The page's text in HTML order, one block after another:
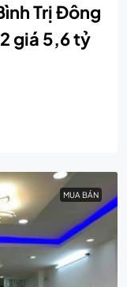
Trị Đông
giá 5,6 tỷ
MUA BÁN